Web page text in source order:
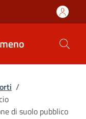
/
di suolo pubblico